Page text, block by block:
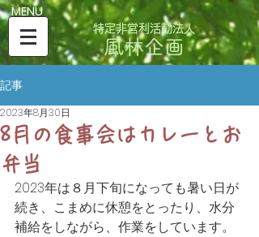
​MENU
特定非営利活動法人
風林企画
記事
8月の食事会はカレーとお
弁当
2023年8月30日
2023年は８月下旬になっても暑い日が
続き、こまめに休憩をとったり、水分
補給をしながら、作業をしています。